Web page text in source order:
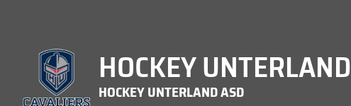
HOCKEY
HOCKEY UNTERLAND ASD